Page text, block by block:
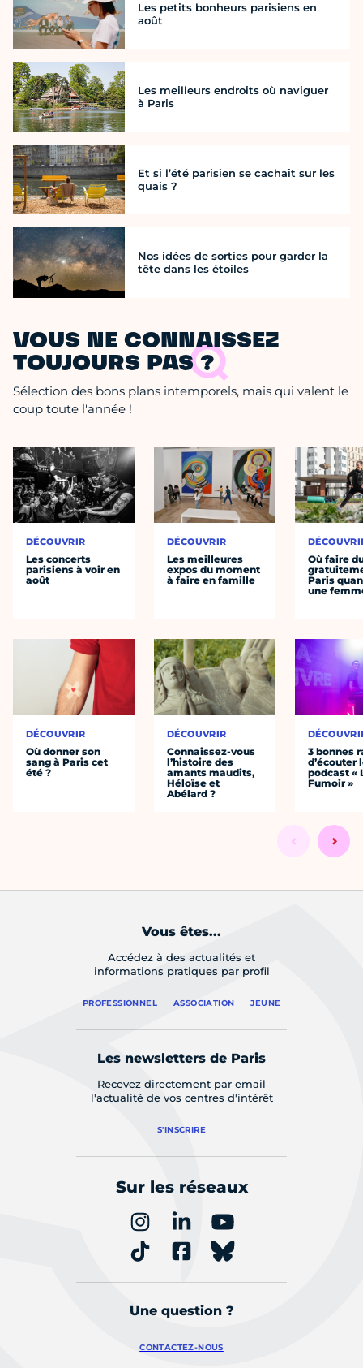
Les petits bonheurs parisiens en
août
Les meilleurs endroits où naviguer
à Paris
Et si l’été parisien se cachait sur les
quais ?
Nos idées de sorties pour garder la
tête dans les étoiles
VOUS NE CONNAISSEZ
TOUJOURS PAS ?
Sélection des bons plans intemporels, mais qui valent le
coup toute l'année !
DÉCOUVRIR
Les concerts
parisiens à voir en
août
DÉCOUVRIR
Où donner son
sang à Paris cet
été ?
DÉCOUVRIR
Les meilleures
expos du moment
à faire en famille
DÉCOUVRIR
Connaissez-vous
l’histoire des
amants maudits,
Héloïse et
Abélard ?
Où faire
Paris
une
3 bonnes
d’écouter
podcast «
Fumoir »
Vous êtes...
Accédez à des actualités et
informations pratiques par profil
PROFESSIONNEL ASSOCIATION JEUNE
Les newsletters de Paris
Recevez directement par email
l'actualité de vos centres d'intérêt
S'INSCRIRE
Sur les réseaux
Une question ?
CONTACTEZ-NOUS